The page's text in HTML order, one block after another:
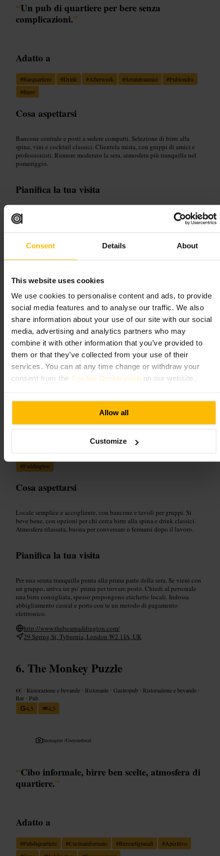
Consent Details About
This website uses cookies
We use cookies to personalise content and ads, to provide
social media features and to analyse our traffic. We also
share information about your use of our site with our social
media, advertising and analytics partners who may
combine it with other information that you’ve provided to
them or that they’ve collected from your use of their
services. You can at any time change or withdraw your
consent from the Cookie Declaration on our website.
Allow all
Customize
“Un pub di quartiere per bere senza
complicazioni.”
Adatto a
#Barquartiere #Drink #Afterwork #Seratatraamici #Publondra
#Birre
Cosa aspettarsi
Bancone centrale e posti a sedere compatti. Selezione di birre alla
spina, vini e cocktail classici. Clientela mista, con gruppi di amici e
professionisti. Rumore moderato la sera, atmosfera più tranquilla nel
pomeriggio.
Pianifica la tua visita
Vai dopo lavoro per un aperitivo veloce o la sera per l'atmosfera. Se
siete in gruppo arrivate presto per trovare posti a sedere. Chiedi
http://www.sussexarms.com/
The Bear Pub
€€•Ristorazione e bevande•Bar•Pub
4,7
“Un pub di quartiere per una pinta informale
#Paddington
Cosa aspettarsi
Locale semplice e accogliente, con bancone e tavoli per gruppi. Si
beve bene, con opzioni per chi cerca birre alla spina e drink classici.
Atmosfera rilassata, buona per conversare o fermarsi dopo il lavoro.
Pianifica la tua visita
Per una serata tranquilla punta alla prima parte della sera. Se vieni con
un gruppo, arriva un po' prima per trovare posto. Chiedi al personale
una birra consigliata, spesso propongono etichette locali. Indossa
abbigliamento casual e porta con te un metodo di pagamento
elettronico.
http://www.thebearpaddington.com/
29 Spring St, Tyburnia, London W2 1JA, UK
The Monkey Puzzle
€€ • Ristorazione e bevande • Ristorante •Gastropub • Ristorazione e bevande •
Bar • Pub
4,5
4,5
Immagine /Useyourlocal
“Cibo informale, birre ben scelte, atmosfera di
quartiere.”
Adatto a
#Pubdiquartiere #Cucinainformale #Birreartigianali #Aperitivo